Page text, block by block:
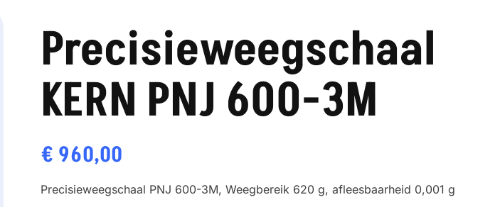
Precisieweegschaal
KERN PNJ 600-3M
€ 960,00
Precisieweegschaal PNJ 600-3M, Weegbereik 620 g, afleesbaarheid 0,001 g